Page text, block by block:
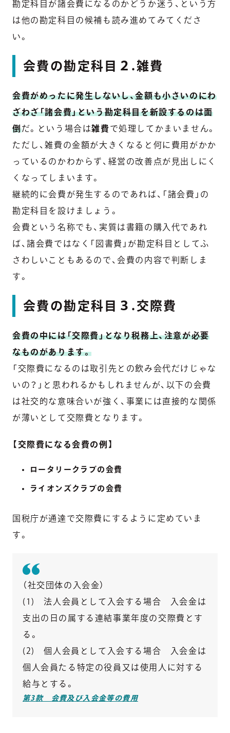
勘定科目が諸会費になるのかどうか迷う、という方
は他の勘定科目の候補も読み進めてみてくださ
い。
会費の勘定科目２.雑費
会費がめったに発生しないし、金額も小さいのにわ
ざわざ「諸会費」という勘定科目を新設するのは面
倒だ。という場合は雑費で処理してかまいません。
ただし、雑費の金額が大きくなると何に費用がかか
っているのかわからず、経営の改善点が見出しにく
くなってしまいます。
継続的に会費が発生するのであれば、「諸会費」の
勘定科目を設けましょう。
会費という名称でも、実質は書籍の購入代であれ
ば、諸会費ではなく「図書費」が勘定科目としてふ
さわしいこともあるので、会費の内容で判断しま
す。
会費の勘定科目３.交際費
会費の中には「交際費」となり税務上、注意が必要
なものがあります。
「交際費になるのは取引先との飲み会代だけじゃな
いの？」と思われるかもしれませんが、以下の会費
は社交的な意味合いが強く、事業には直接的な関係
が薄いとして交際費となります。
【交際費になる会費の例】
ロータリークラブの会費
ライオンズクラブの会費
国税庁が通達で交際費にするように定めていま
す。
（社交団体の入会金）
(1) 法人会員として入会する場合 入会金は
支出の日の属する連結事業年度の交際費とす
る。
(2) 個人会員として入会する場合 入会金は
個人会員たる特定の役員又は使用人に対する
給与とする。
第3款 会費及び入会金等の費用